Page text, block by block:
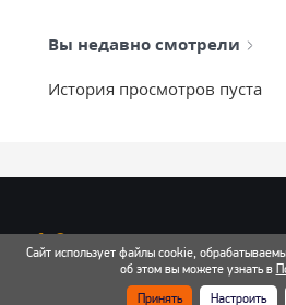
Вы недавно смотрели
История просмотров пуста
info@mixtcar.ru
Почта для связи
Сайт использует файлы cookie,
об этом вы можете узнать в
Принять
Настроить